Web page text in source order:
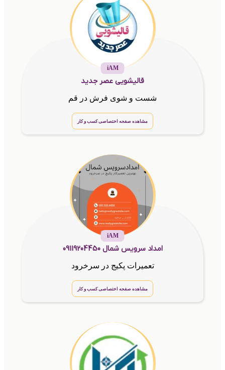
iAM
قالیشویی عصر جدید
شست و شوی فرش در قم
مشاهده صفحه اختصاصی کسب و کار
iAM
امداد سرویس شمال 09119204450
تعمیرات پکیج در سرخرود
مشاهده صفحه اختصاصی کسب و کار